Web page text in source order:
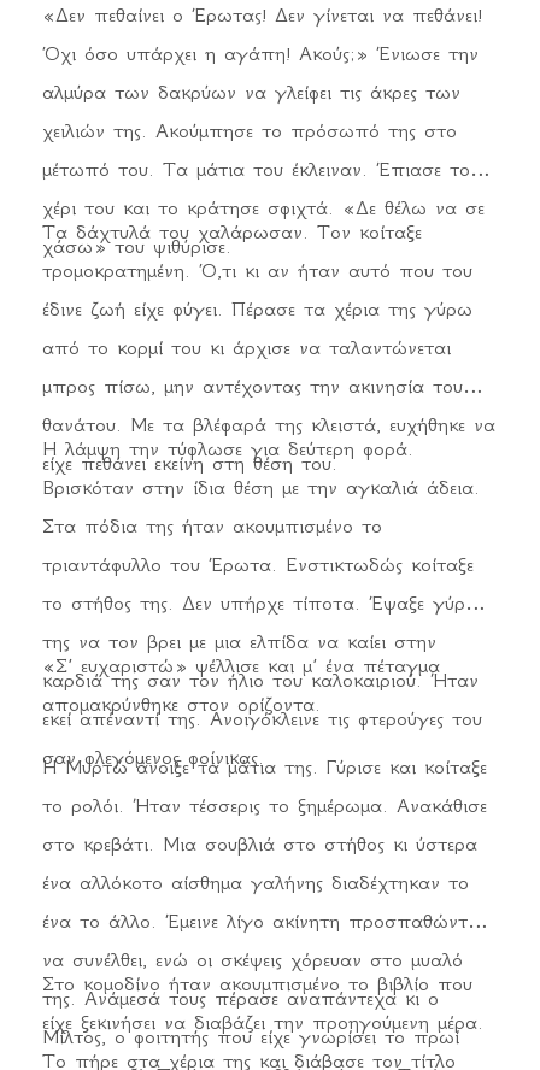
«Δεν πεθαίνει ο Έρωτας! Δεν γίνεται να πεθάνει!
Όχι όσο υπάρχει η αγάπη! Ακούς;» Ένιωσε την
αλμύρα των δακρύων να γλείφει τις άκρες των
χειλιών της. Ακούμπησε το πρόσωπό της στο
μέτωπό του. Τα μάτια του έκλειναν. Έπιασε το
χέρι του και το κράτησε σφιχτά. «Δε θέλω να σε
χάσω» του ψιθύρισε.
Τα δάχτυλά του χαλάρωσαν. Τον κοίταξε
τρομοκρατημένη. Ό,τι κι αν ήταν αυτό που του
έδινε ζωή είχε φύγει. Πέρασε τα χέρια της γύρω
από το κορμί του κι άρχισε να ταλαντώνεται
μπρος πίσω, μην αντέχοντας την ακινησία του
θανάτου. Με τα βλέφαρά της κλειστά, ευχήθηκε να
είχε πεθάνει εκείνη στη θέση του.
Η λάμψη την τύφλωσε για δεύτερη φορά.
Βρισκόταν στην ίδια θέση με την αγκαλιά άδεια.
Στα πόδια της ήταν ακουμπισμένο το
τριαντάφυλλο του Έρωτα. Ενστικτωδώς κοίταξε
το στήθος της. Δεν υπήρχε τίποτα. Έψαξε γύρω
της να τον βρει με μια ελπίδα να καίει στην
καρδιά της σαν τον ήλιο του καλοκαιριού. Ήταν
εκεί απέναντί της. Ανοιγόκλεινε τις φτερούγες του
σαν φλεγόμενος φοίνικας.
«Σ’ ευχαριστώ» ψέλλισε και μ’ ένα πέταγμα
απομακρύνθηκε στον ορίζοντα.
Η Μυρτώ άνοιξε τα μάτια της. Γύρισε και κοίταξε
το ρολόι. Ήταν τέσσερις το ξημέρωμα. Ανακάθισε
στο κρεβάτι. Μια σουβλιά στο στήθος κι ύστερα
ένα αλλόκοτο αίσθημα γαλήνης διαδέχτηκαν το
ένα το άλλο. Έμεινε λίγο ακίνητη προσπαθώντας
να συνέλθει, ενώ οι σκέψεις χόρευαν στο μυαλό
της. Ανάμεσά τους πέρασε αναπάντεχα κι ο
Μίλτος, ο φοιτητής που είχε γνωρίσει το πρωί
Στο κομοδίνο ήταν ακουμπισμένο το βιβλίο που
είχε ξεκινήσει να διαβάζει την προηγούμενη μέρα.
Το πήρε στα χέρια της και διάβασε τον τίτλο